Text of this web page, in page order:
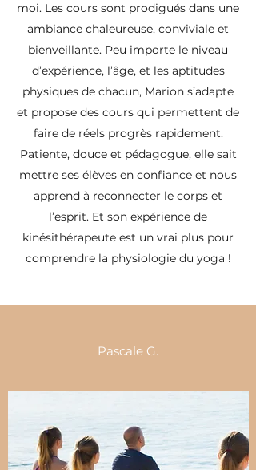
moi. Les cours sont prodigués dans une
ambiance chaleureuse, conviviale et
bienveillante. Peu importe le niveau
d’expérience, l’âge, et les aptitudes
physiques de chacun, Marion s’adapte
et propose des cours qui permettent de
faire de réels progrès rapidement.
Patiente, douce et pédagogue, elle sait
mettre ses élèves en confiance et nous
apprend à reconnecter le corps et
l’esprit. Et son expérience de
kinésithérapeute est un vrai plus pour
comprendre la physiologie du yoga !
Pascale G.